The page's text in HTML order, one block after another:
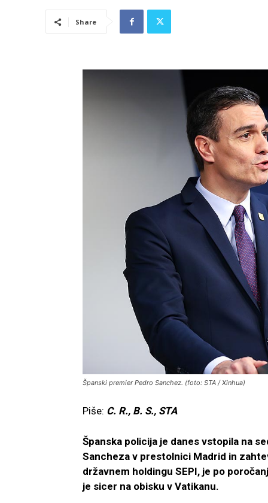
Share
Španski premier Pedro Sanchez. (foto: STA / Xinhua)
Piše: C. R., B. S., STA
Španska policija je danes vstopila na
Sancheza v prestolnici Madrid in
državnem holdingu SEPI, je po
je sicer na obisku v Vatikanu.